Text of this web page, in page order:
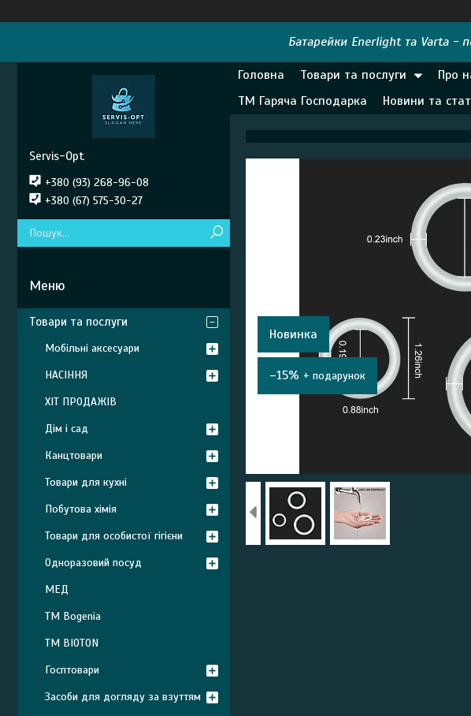
Батарейки Enerlight та Varta -
Головна Товари та послуги Про
ТМ Гаряча Господарка
Новини та
Новинка
–15%
Servis-Opt
+380 (93) 268-96-08
+380 (67) 575-30-27
Товари та послуги
Мобільні аксесуари
НАСІННЯ
ХІТ ПРОДАЖІВ
Дім і сад
Канцтовари
Товари для кухні
Побутова хімія
Товари для особистої гігієни
Одноразовий посуд
МЕД
ТМ Bogenia
ТМ BIOTON
Госптовари
Засоби для догляду за взуттям